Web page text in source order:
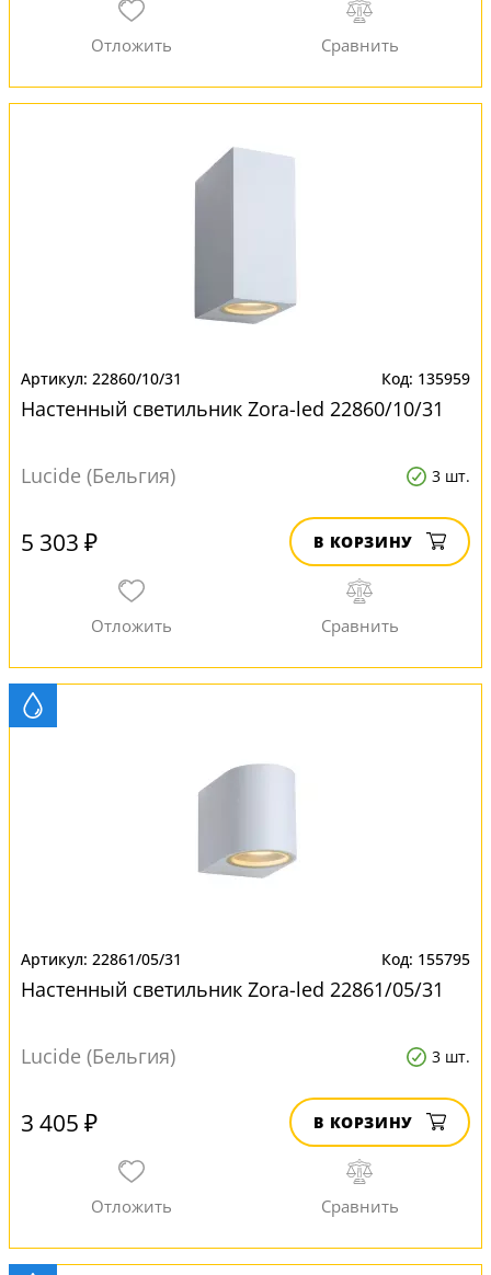
22860/10/31 135959
Настенный светильник Zora-led 22860/10/31
Lucide (Бельгия) 3 шт.
5 303 ₽ В КОРЗИНУ
22861/05/31 155795
Настенный светильник Zora-led 22861/05/31
Lucide (Бельгия) 3 шт.
3 405 ₽ В КОРЗИНУ